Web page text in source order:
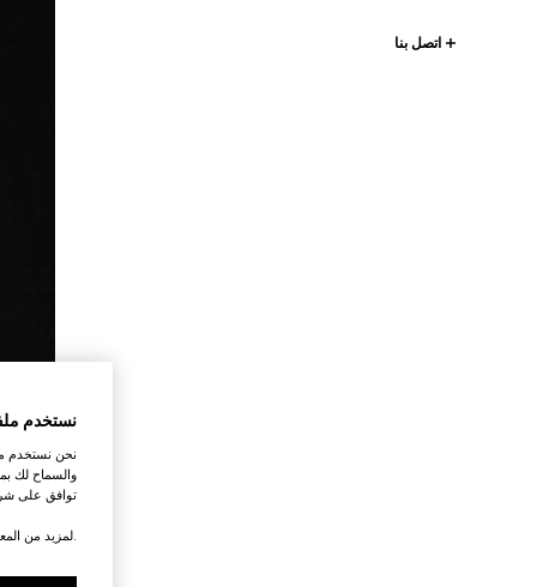
اتصل بنا
نستخدم
نحن نستخدم
والسماح لك
توافق على
.لمزيد من